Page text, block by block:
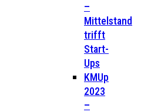
–
Mittelstand
trifft
Start-
Ups
KMUp
2023
–